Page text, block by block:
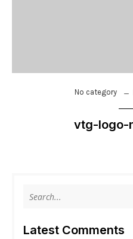
No category
vtg-logo-
Latest Comments